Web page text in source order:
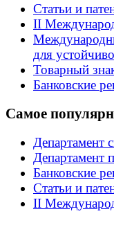
Статьи и
II
для
Товарный
Банковские
Самое
Департамент
Департамент
Банковские
Статьи и
II